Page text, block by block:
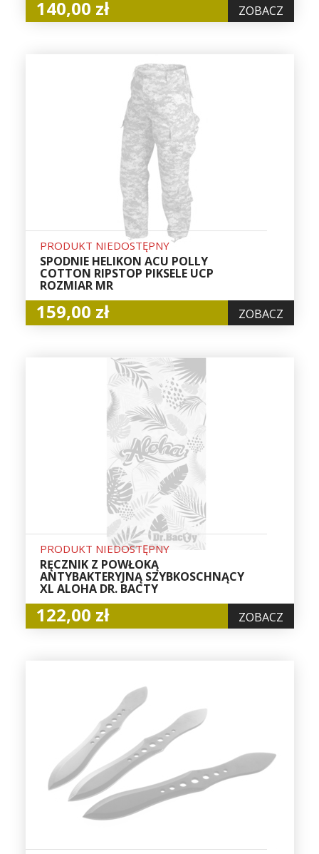
140,00 zł ZOBACZ
PRODUKT NIEDOSTĘPNY
SPODNIE HELIKON ACU POLLY
COTTON RIPSTOP PIKSELE UCP
ROZMIAR MR
159,00 zł ZOBACZ
PRODUKT NIEDOSTĘPNY
RĘCZNIK Z POWŁOKĄ
ANTYBAKTERYJNĄ SZYBKOSCHNĄCY
XL ALOHA DR. BACTY
122,00 zł ZOBACZ